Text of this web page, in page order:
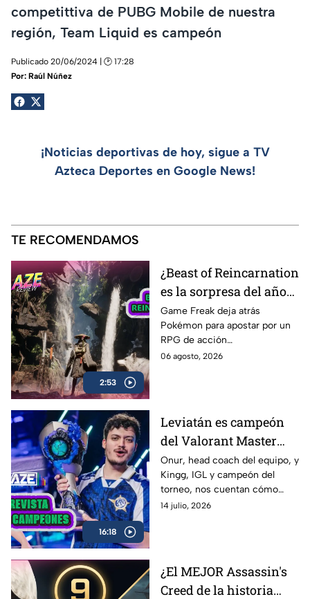
competittiva de PUBG Mobile de nuestra
región, Team Liquid es campeón
Publicado 20/06/2024 | 🕑 17:28
Por: Raúl Núñez
¡Noticias deportivas de hoy, sigue a TV
Azteca Deportes en Google News!
TE RECOMENDAMOS
2:53
¿Beast of Reincarnation
es la sorpresa del año? |
AZE Review
Game Freak deja atrás
Pokémon para apostar por un
RPG de acción
completamente diferente.
contamos
06 agosto, 2026
16:18
Leviatán es campeón
del Valorant Master
Londres 2026 |
Entrevista con Onur y
Kingg
Onur, head coach del equipo, y
Kingg, IGL y campeón del
torneo, nos cuentan cómo
vivieron el camino hacia el
Latinoamérica.
14 julio, 2026
¿El MEJOR Assassin's
Creed de la historia